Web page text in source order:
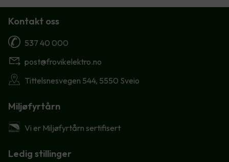
Kontakt oss
537 40 000
post@frovikelektro.no
Tittelsnesvegen 544, 5550 Sveio
Miljøfyrtårn
Vi er Miljøfyrtårn sertifisert
Ledig stillinger